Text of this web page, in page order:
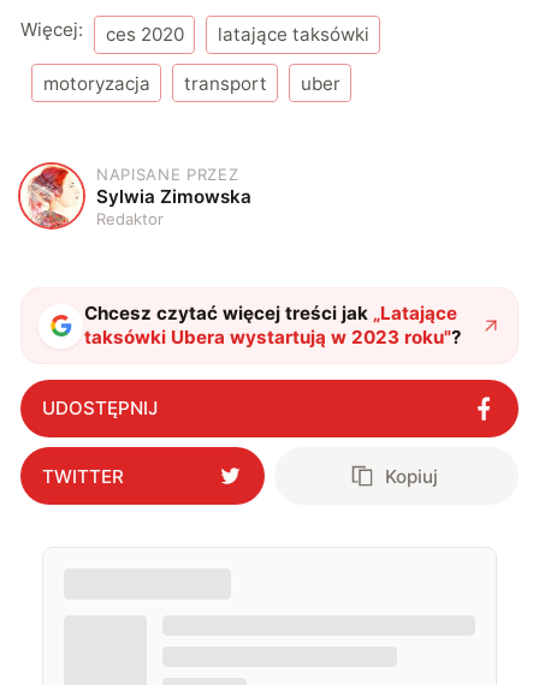
Więcej: ces 2020 latające taksówki
motoryzacja transport uber
S
NAPISANE PRZEZ
Sylwia Zimowska
Redaktor
Chcesz czytać więcej treści jak „Latające
taksówki Ubera wystartują w 2023 roku"?
UDOSTĘPNIJ
TWITTER Kopiuj